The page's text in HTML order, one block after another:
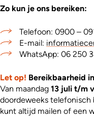
Zo kun je ons bereiken:
Telefoon: 0900 –
E-mail:
WhatsApp: 06 250
Let op! Bereikbaarheid
Van maandag 13 juli t/m
doordeweeks telefonisch
kunt altijd mailen of een